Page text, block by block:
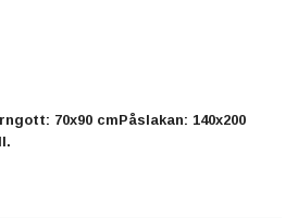
70x90 cmPåslakan: 140x200